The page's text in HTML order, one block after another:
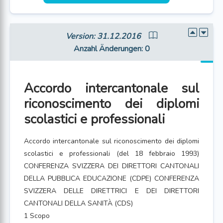
Version: 31.12.2016
Anzahl Änderungen: 0
Accordo intercantonale sul
riconoscimento dei diplomi
scolastici e professionali
Accordo intercantonale sul riconoscimento dei diplomi
scolastici e professionali (del 18 febbraio 1993)
CONFERENZA SVIZZERA DEI DIRETTORI CANTONALI
DELLA PUBBLICA EDUCAZIONE (CDPE) CONFERENZA
SVIZZERA DELLE DIRETTRICI E DEI DIRETTORI
CANTONALI DELLA SANITÀ (CDS)
1 Scopo